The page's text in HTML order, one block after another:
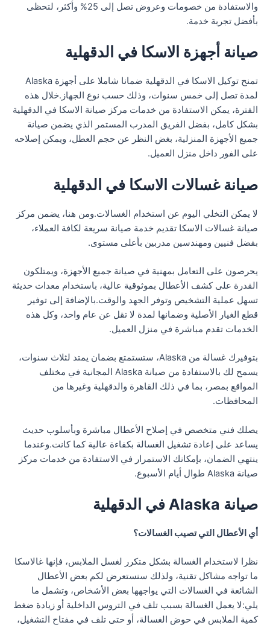
والاستفادة من خصومات وعروض تصل إلى 25% وأكثر، لتحظى
بأفضل تجربة خدمة.
صيانة أجهزة الاسكا في الدقهلية
تمنح توكيل الاسكا في الدقهلية ضمانا شاملا على أجهزة Alaska
لمدة تصل إلى خمس سنوات، وذلك حسب نوع الجهاز.خلال هذه
الفترة، يمكن الاستفادة من خدمات مركز صيانة الاسكا في الدقهلية
بشكل كامل، بفضل الفريق المدرب المستمر الذي يضمن صيانة
جميع الأجهزة المنزلية، بغض النظر عن حجم العطل، ويمكن إصلاحه
على الفور داخل منزل العميل.
صيانة غسالات الاسكا في الدقهلية
لا يمكن التخلي اليوم عن استخدام الغسالات.ومن هنا، يضمن مركز
صيانة غسالات الاسكا تقديم خدمة صيانة سريعة لكافة العملاء،
بفضل فنيين ومهندسين مدربين بأعلى مستوى.
يحرصون على التعامل بمهنية في صيانة جميع الأجهزة، ويمتلكون
القدرة على كشف الأعطال بموثوقية عالية، باستخدام معدات حديثة
تسهل عملية التشخيص وتوفر الجهد والوقت.بالإضافة إلى توفير
قطع الغيار الأصلية وضمانها لمدة لا تقل عن عام واحد، وكل هذه
الخدمات تقدم مباشرة في منزل العميل.
بتوفيرك غسالة من Alaska، ستستمتع بضمان يمتد لثلاث سنوات،
يسمح لك بالاستفادة من صيانة Alaska المجانية في مختلف
المواقع بمصر، بما في ذلك القاهرة والدقهلية وغيرها من
المحافظات.
يصلك فني متخصص في إصلاح الأعطال مباشرة وبأسلوب حديث
يساعد على إعادة تشغيل الغسالة بكفاءة عالية كما كانت.وعندما
ينتهي الضمان، بإمكانك الاستمرار في الاستفادة من خدمات مركز
صيانة Alaska طوال أيام الأسبوع.
صيانة Alaska في الدقهلية
أي الأعطال التي تصيب الغسالات؟
نظرا لاستخدام الغسالة بشكل متكرر لغسل الملابس، فإنها غالاسكا
ما تواجه مشاكل تقنية، ولذلك سنستعرض لكم بعض الأعطال
الشائعة في الغسالات التي يواجهها بعض الأشخاص، وتشمل ما
يلي:لا يعمل الغسالة بسبب تلف في التروس الداخلية أو زيادة ضغط
كمية الملابس في حوض الغسالة، أو حتى تلف في مفتاح التشغيل،